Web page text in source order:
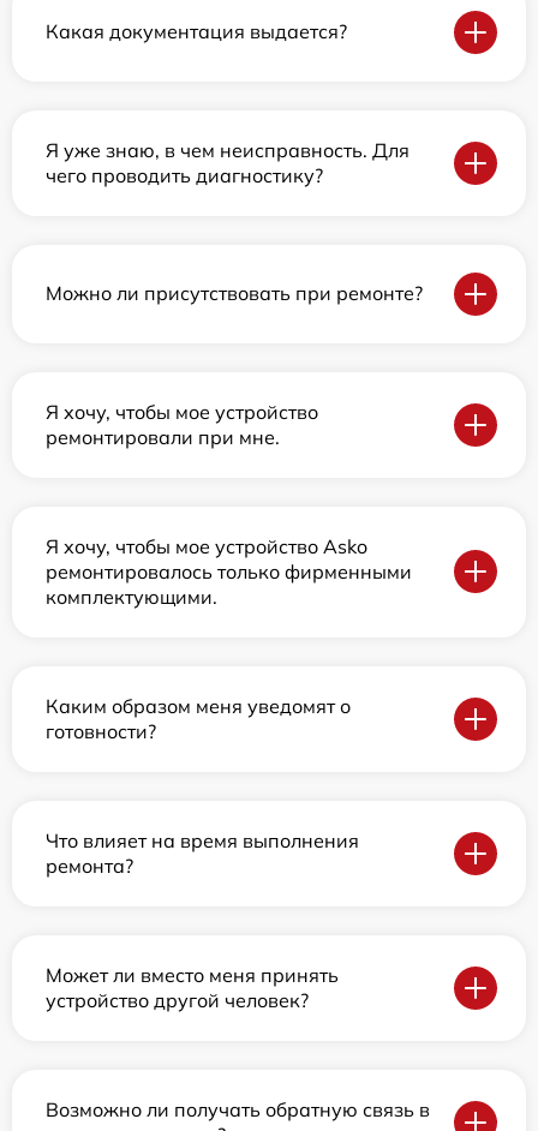
Какая документация выдается?
Я уже знаю, в чем неисправность. Для
чего проводить диагностику?
Можно ли присутствовать при ремонте?
Я хочу, чтобы мое устройство
ремонтировали при мне.
Я хочу, чтобы мое устройство Asko
ремонтировалось только фирменными
комплектующими.
Каким образом меня уведомят о
готовности?
Что влияет на время выполнения
ремонта?
Может ли вместо меня принять
устройство другой человек?
Возможно ли получать обратную связь в